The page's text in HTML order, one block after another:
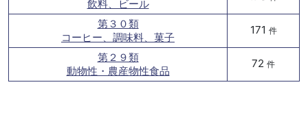
飲料、ビール
第３０類
コーヒー、調味料、菓子
171 件
第２９類
動物性・農産物性食品
72 件